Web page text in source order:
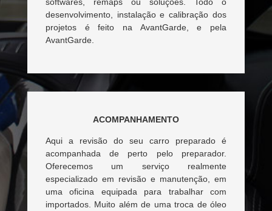
desenvolvimento, instalação e calibração dos
projetos é feito na AvantGarde, e pela
AvantGarde.
ACOMPANHAMENTO
Aqui a revisão do seu carro preparado é
acompanhada de perto pelo preparador.
Oferecemos um serviço realmente
especializado em revisão e manutenção, em
uma oficina equipada para trabalhar com
importados. Muito além de uma troca de óleo